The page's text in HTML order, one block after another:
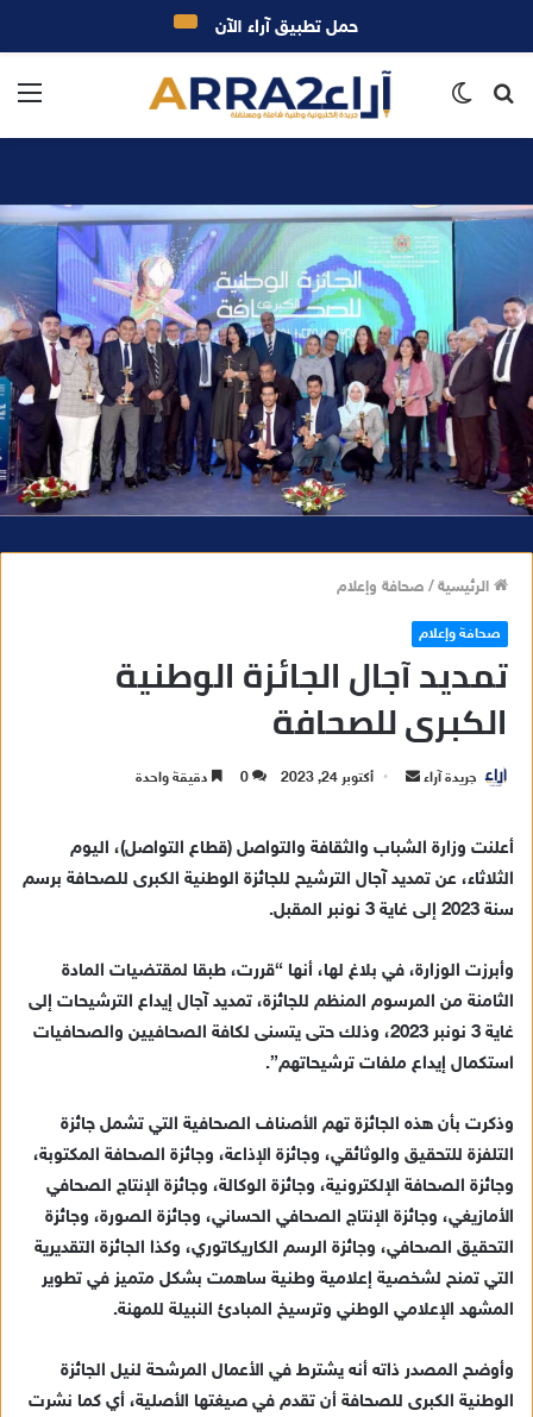
بحث
الرئيسية/ صحافة وإعلام
صحافة وإعلام
تمديد آجال الجائزة الوطنية
الكبرى للصحافة
جريدة آراء
ب
د
ا
إ
ل
ت
ن
أكتوبر 24, 2023 0 دقيقة واحدة
أعلنت وزارة الشباب والثقافة والتواصل (قطاع التواصل)، اليوم
الثلاثاء، عن تمديد آجال الترشيح للجائزة الوطنية الكبرى للصحافة برسم
سنة 2023 إلى غاية 3 نونبر المقبل.
وأبرزت الوزارة، في بلاغ لها، أنها “قررت، طبقا لمقتضيات المادة
الثامنة من المرسوم المنظم للجائزة، تمديد آجال إيداع الترشيحات إلى
غاية 3 نونبر 2023، وذلك حتى يتسنى لكافة الصحافيين والصحافيات
استكمال إيداع ملفات ترشيحاتهم”.
وذكرت بأن هذه الجائزة تهم الأصناف الصحافية التي تشمل جائزة
التلفزة للتحقيق والوثائقي، وجائزة الإذاعة، وجائزة الصحافة المكتوبة،
وجائزة الصحافة الإلكترونية، وجائزة الوكالة، وجائزة الإنتاج الصحافي
الأمازيغي، وجائزة الإنتاج الصحافي الحساني، وجائزة الصورة، وجائزة
التحقيق الصحافي، وجائزة الرسم الكاريكاتوري، وكذا الجائزة التقديرية
التي تمنح لشخصية إعلامية وطنية ساهمت بشكل متميز في تطوير
المشهد الإعلامي الوطني وترسيخ المبادئ النبيلة للمهنة.
وأوضح المصدر ذاته أنه يشترط في الأعمال المرشحة لنيل الجائزة
الوطنية الكبرى للصحافة أن تقدم في صيغتها الأصلية، أي كما نشرت
حمل تطبيق آراء الآن